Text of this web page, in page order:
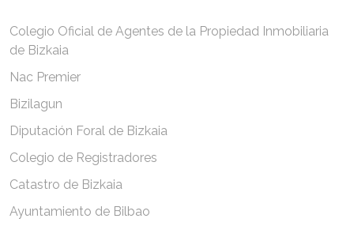
Colegio Oficial de Agentes de la Propiedad Inmobiliaria
de Bizkaia
Nac Premier
Bizilagun
Diputación Foral de Bizkaia
Colegio de Registradores
Catastro de Bizkaia
Ayuntamiento de Bilbao